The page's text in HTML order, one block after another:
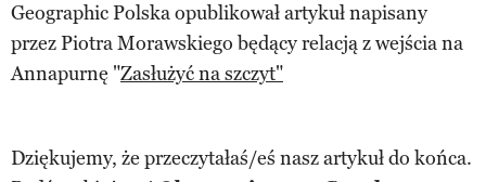
Geographic Polska opublikował artykuł napisany
przez Piotra Morawskiego będący relacją z wejścia na
Annapurnę "Zasłużyć na szczyt"
Dziękujemy, że przeczytałaś/eś nasz artykuł do końca.